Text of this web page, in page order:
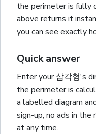
the perimeteris fully
above returns it
you can see exactly
Quick answer
Enter your삼각형's
the perimeteris
a labelled diagram
sign-up, no ads in the
at any time.